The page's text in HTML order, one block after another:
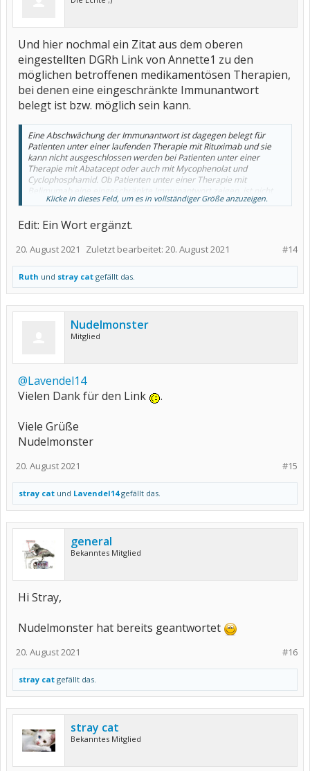
Und hier nochmal ein Zitat aus dem oberen
eingestellten DGRh Link von Annette1 zu den
möglichen betroffenen medikamentösen Therapien,
bei denen eine eingeschränkte Immunantwort
belegt ist bzw. möglich sein kann.
Eine Abschwächung der Immunantwort ist dagegen belegt für
Patienten unter einer laufenden Therapie mit Rituximab und sie
kann nicht ausgeschlossen werden bei Patienten unter einer
Therapie mit Abatacept oder auch mit Mycophenolat und
Cyclophosphamid. Ob Patienten unter einer Therapie mit
Belimumab eine eingeschränkte Immunantwort zeigen, ist nicht
eindeutig geklärt. Für Patienten, die während einer der Impfungen
während einer der Impfungen mit mehr als 10 mg/Tag
Prednisolonäquivalent behandelt wurden, ist zwar nicht bewiesen,
dass die individuelle Impfantwort abgeschwächt wurde, bei diesen
Patienten kann aber eine Auffrischimpfung im Einzelfall diskutiert
werden.
Quelle: https://dgrh.de/Start/Wissenschaft/Forschung/COVID-
19/Stellungnahme-der-DGRh-zu-Auffrischimpfungen-gegen-SARS-
Klicke in dieses Feld, um es in vollständiger Größe anzuzeigen.
Edit: Ein Wort ergänzt.
#14
20. August 2021 Zuletzt bearbeitet: 20. August 2021
Ruth und stray cat gefällt das.
Nudelmonster
Mitglied
@Lavendel14
Vielen Dank für den Link
.
Viele Grüße
Nudelmonster
#15
20. August 2021
stray cat und Lavendel14gefällt das.
general
Bekanntes Mitglied
Hi Stray,
Nudelmonster hat bereits geantwortet
#16
20. August 2021
stray cat gefällt das.
stray cat
Bekanntes Mitglied